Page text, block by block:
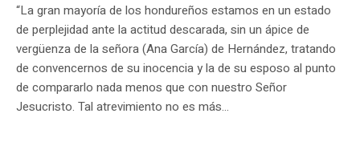
“La gran mayoría de los hondureños estamos en un estado
de perplejidad ante la actitud descarada, sin un ápice de
vergüenza de la señora (Ana García) de Hernández, tratando
de convencernos de su inocencia y la de su esposo al punto
de compararlo nada menos que con nuestro Señor
Jesucristo. Tal atrevimiento no es más...